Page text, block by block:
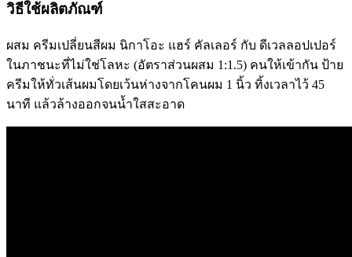
วิธีใช้ผลิตภัณฑ์
ผสม ครีมเปลี่ยนสีผม นิกาโอะ แฮร์ คัลเลอร์ กับ ดีเวลลอปเปอร์
ในภาชนะที่ไม่ใช่โลหะ (อัตราส่วนผสม 1:1.5) คนให้เข้ากัน ป้าย
ครีมให้ทั่วเส้นผมโดยเว้นห่างจากโคนผม 1 นิ้ว ทิ้งเวลาไว้ 45
นาที แล้วล้างออกจนน้ำใสสะอาด